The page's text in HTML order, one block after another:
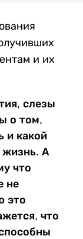
и их
слезы
о том,
и какой
жизнь. А
что
не
это
что